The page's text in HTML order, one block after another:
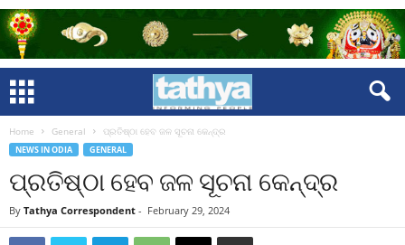
Home General ପ୍ରତିଷ୍ଠା ହେବ ଜଳ ସୂଚନା କେନ୍ଦ୍ର
NEWS IN ODIA GENERAL
ପ୍ରତିଷ୍ଠା ହେବ ଜଳ ସୂଚନା କେନ୍ଦ୍ର
By Tathya Correspondent - February 29, 2024